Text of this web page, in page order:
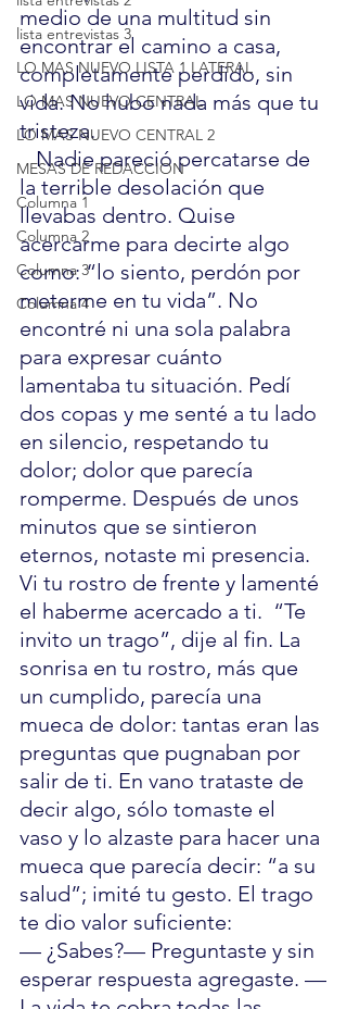
lista entrevistas 3
LO MAS NUEVO LISTA 1 LATERAL
LO MAS NUEVO CENTRAL
LO MAS NUEVO CENTRAL 2
MESAS DE REDACCION
Columna 1
Columna 2
Columna 3
Columna 4
medio de una multitud sin
encontrar el camino a casa,
completamente perdido, sin
vida. No hubo nada más que tu
tristeza.
   Nadie pareció percatarse de
la terrible desolación que
llevabas dentro. Quise
acercarme para decirte algo
como: “lo siento, perdón por
meterme en tu vida”. No
encontré ni una sola palabra
para expresar cuánto
lamentaba tu situación. Pedí
dos copas y me senté a tu lado
en silencio, respetando tu
dolor; dolor que parecía
romperme. Después de unos
minutos que se sintieron
eternos, notaste mi presencia.
Vi tu rostro de frente y lamenté
el haberme acercado a ti.  “Te
invito un trago”, dije al fin. La
sonrisa en tu rostro, más que
un cumplido, parecía una
mueca de dolor: tantas eran las
preguntas que pugnaban por
salir de ti. En vano trataste de
decir algo, sólo tomaste el
vaso y lo alzaste para hacer una
mueca que parecía decir: “a su
salud”; imité tu gesto. El trago
te dio valor suficiente:
— ¿Sabes?— Preguntaste y sin
esperar respuesta agregaste. —